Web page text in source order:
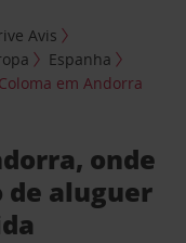
Avis
Espanha
em Andorra
onde
de aluguer